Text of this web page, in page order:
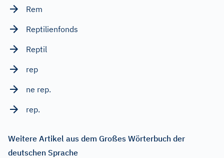
Rem
Reptilienfonds
Reptil
rep
ne rep.
rep.
Weitere Artikel aus dem Großes Wörterbuch der
deutschen Sprache